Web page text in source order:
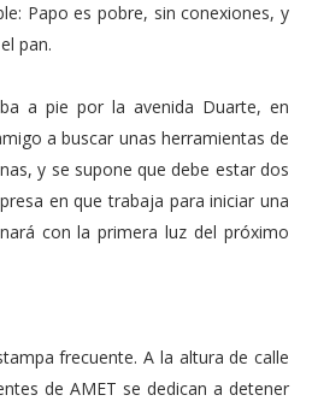
Papo es pobre, sin conexiones, y
pan.
a pie por la avenida Duarte, en
a buscar unas herramientas de
y se supone que debe estar dos
en que trabaja para iniciar una
con la primera luz del próximo
frecuente. A la altura de calle
de AMET se dedican a detener